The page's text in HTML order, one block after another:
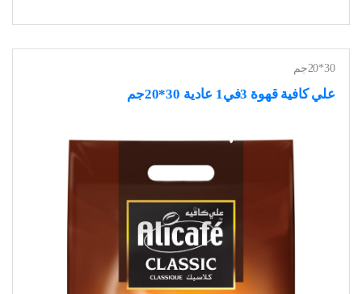
30*20جم
علي كافية قهوة 3في1 عادية 30*20جم